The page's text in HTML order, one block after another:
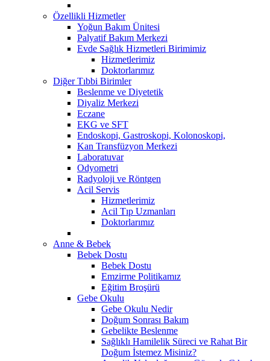
Özellikli Hizmetler
Yoğun Bakım Ünitesi
Palyatif Bakım Merkezi
Evde Sağlık Hizmetleri Birimimiz
Hizmetlerimiz
Doktorlarımız
Diğer Tıbbi Birimler
Beslenme ve Diyetetik
Diyaliz Merkezi
Eczane
EKG ve SFT
Endoskopi, Gastroskopi, Kolonoskopi,
Kan Transfüzyon Merkezi
Laboratuvar
Odyometri
Radyoloji ve Röntgen
Acil Servis
Hizmetlerimiz
Acil Tıp Uzmanları
Doktorlarımız
Anne & Bebek
Bebek Dostu
Bebek Dostu
Emzirme Politikamız
Eğitim Broşürü
Gebe Okulu
Gebe Okulu Nedir
Doğum Sonrası Bakım
Gebelikte Beslenme
Sağlıklı Hamilelik Süreci ve Rahat Bir
Doğum İstemez Misiniz?